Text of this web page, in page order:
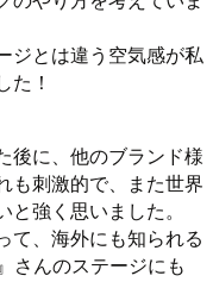
ジとは違う空気感が私
た！
後に、他のブランド様
も刺激的で、また世界
強く思いました。
て、海外にも知られる
さんのステージにも